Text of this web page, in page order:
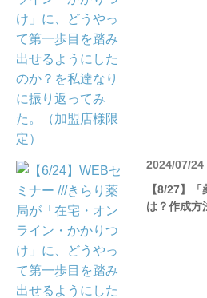
2024/07/24
【8/27】
は？作成方